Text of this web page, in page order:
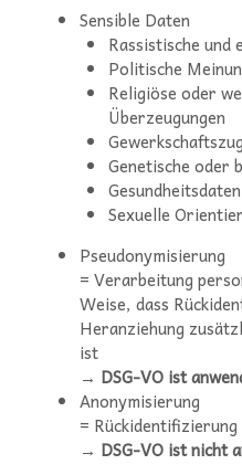
Sensible Daten
Rassistische
Politische
Religiöse oder
Überzeugungen
Genetische oder
Gesundheitsdaten
Sexuelle
Pseudonymisierung
= Verarbeitung
Weise, dass
Heranziehung
ist
→ DSG-VO ist
Anonymisierung
=
→ DSG-VO ist nicht